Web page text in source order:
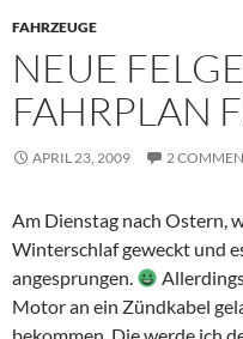
FAHRZEUGE
NEUE
FAHRPLAN
APRIL 23, 2009 2
Am Dienstag nach Ostern,
Winterschlaf geweckt und
angesprungen.
Motor an ein Zündkabel